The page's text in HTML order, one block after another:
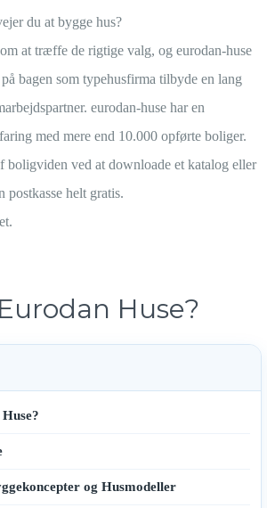
du at bygge hus?
at træffe de rigtige valg, og eurodan-huse
bagen som typehusfirma tilbyde en lang
eurodan-huse har en
med mere end 10.000 opførte boliger.
boligviden ved at downloade et katalog eller
postkasse helt gratis.
Huse?
og Husmodeller